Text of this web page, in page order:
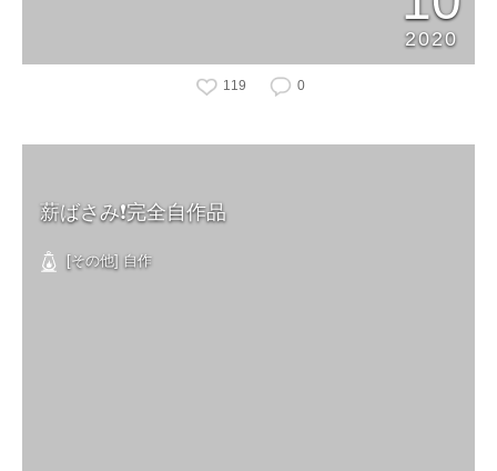
2020
119 0
薪ばさみ❗️完全自作品
[その他] 自作